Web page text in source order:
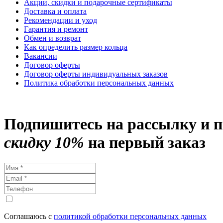
Акции, скидки и подарочные сертификаты
Доставка и оплата
Рекомендации и уход
Гарантия и ремонт
Обмен и возврат
Как определить размер кольца
Вакансии
Договор оферты
Договор оферты индивидуальных заказов
Политика обработки персональных данных
Подпишитесь на рассылку и
скидку 10% на первый заказ
Соглашаюсь с политикой обработки персональных данных